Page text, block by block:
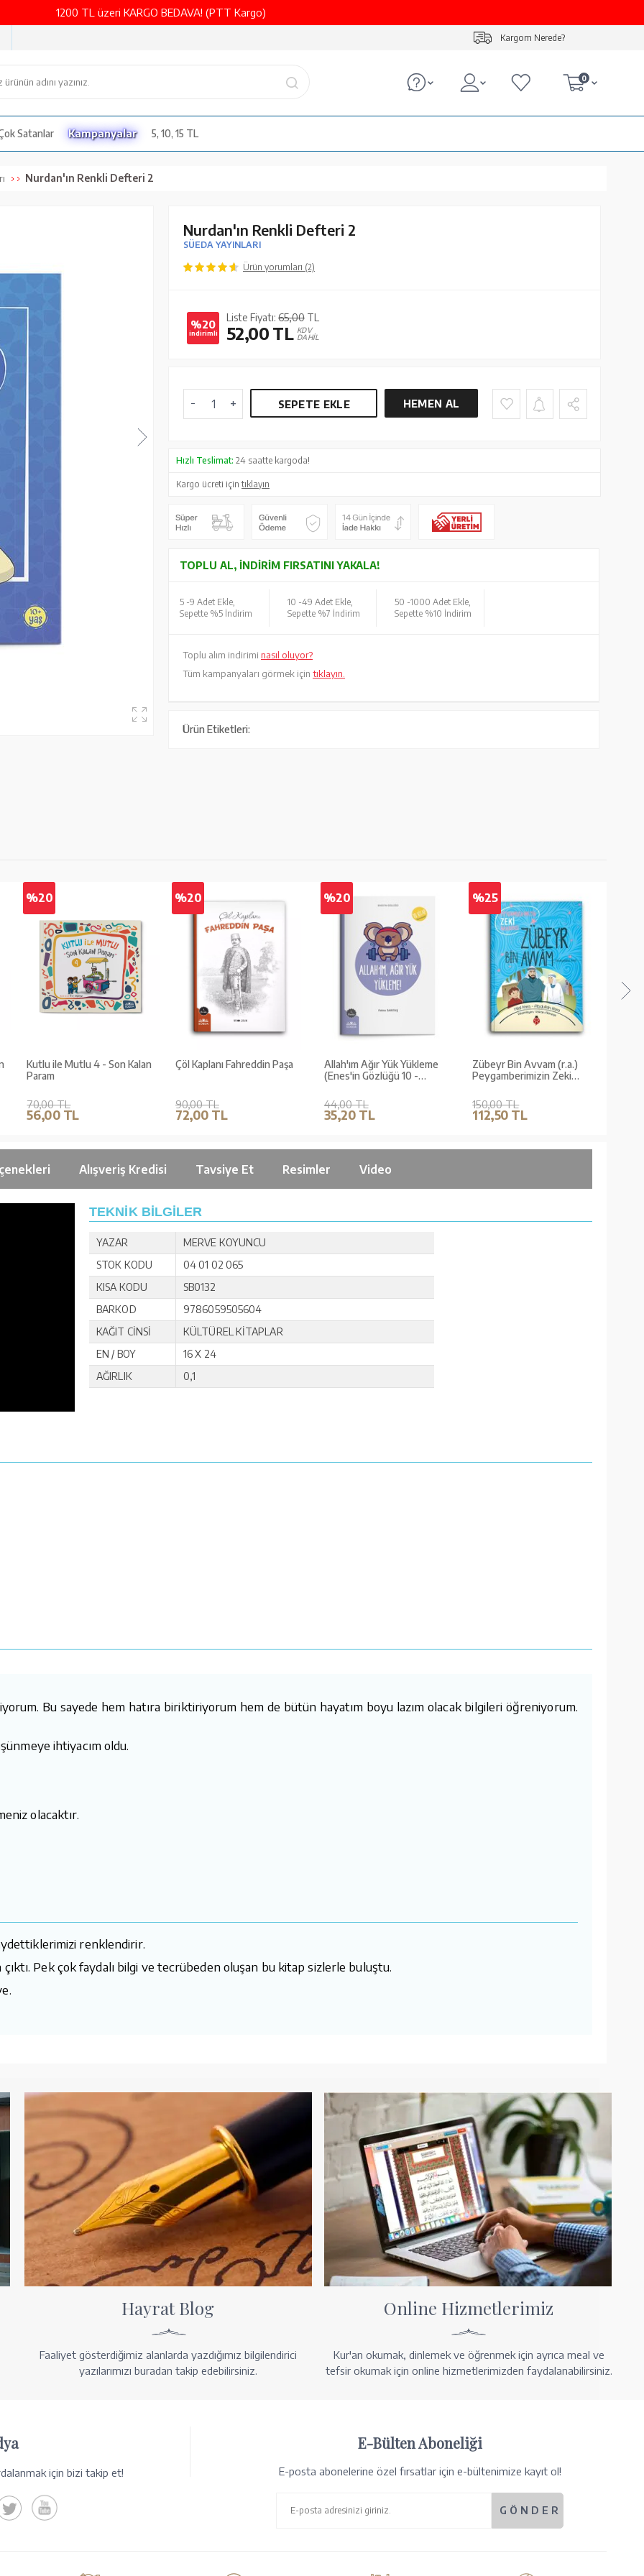
1200 TL üzeri KARGO BEDAVA! (PTT Kargo)
Kargom Nerede?
0
Satanlar Kampanyalar 5, 10, 15 TL
Nurdan'ın Renkli Defteri 2
Nurdan'ın Renkli Defteri 2
SÜEDA YAYINLARI
Ürün yorumları (2)
%20
indirimli
Liste Fiyatı: 65,00 TL
52,00TL KDV
DAHİL
SEPETE EKLE HEMEN AL
Hızlı Teslimat: 24 saatte kargoda!
Kargo ücreti içintıklayın
TOPLU AL, İNDIRIM FIRSATINI YAKALA!
5 -9 Adet Ekle,
Sepette %5 İndirim
10 -49 Adet Ekle,
Sepette %7 İndirim
50 -1000 Adet Ekle,
Sepette %10 İndirim
Toplu alım indirimi nasıl oluyor?
Tüm kampanyaları görmek için tıklayın.
Ürün Etiketleri:
%20
Kutlu ile Mutlu 4 - Son Kalan
Param
70,00 TL
56,00 TL
%20
Çöl Kaplanı Fahreddin Paşa
90,00 TL
72,00 TL
%20
Allah'ım Ağır Yük Yükleme
(Enes'in Gözlüğü 10 -
44,00 TL
35,20 TL
%25
Zübeyr Bin Avvam (r.a.)
Peygamberimizin Zeki
150,00 TL
112,50 TL
Alışveriş Kredisi Tavsiye Et Resimler Video
TEKNİK BİLGİLER
YAZAR
MERVE KOYUNCU
STOK KODU
04 01 02 065
KISA KODU
SB0132
BARKOD
9786059505604
KAĞIT CİNSİ
KÜLTÜREL KİTAPLAR
EN / BOY
16 X 24
AĞIRLIK
0,1
Bu sayede hem hatıra biriktiriyorum hem de bütün hayatım boyu lazım olacak bilgileri öğreniyorum.
ihtiyacım oldu.
olacaktır.
renklendirir.
Pek çok faydalı bilgi ve tecrübeden oluşan bu kitap sizlerle buluştu.
Hayrat Blog
Faaliyet gösterdiğimiz alanlarda yazdığımız bilgilendirici
yazılarımızı buradan takip edebilirsiniz.
Online Hizmetlerimiz
Kur'an okumak, dinlemek ve öğrenmek için ayrıca meal ve
tefsir okumak için online hizmetlerimizden faydalanabilirsiniz.
için bizi takip et!
E-Bülten Aboneliği
E-posta abonelerine özel fırsatlar için e-bültenimize kayıt ol!